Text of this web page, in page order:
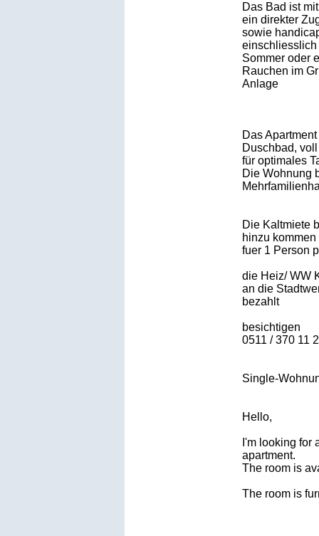
Das Bad ist
ein direkter
sowie
einschliesslich
Sommer oder
Rauchen im
Anlage
Das
Duschbad,
für optimales
Die Wohnung
Die Kaltmiete
hinzu
fuer 1 Person
die Heiz/ WW
an die
bezahlt
besichtigen
0511 / 370 11
Single-
Hello,
I'm looking for
apartment.
The room is
The room is